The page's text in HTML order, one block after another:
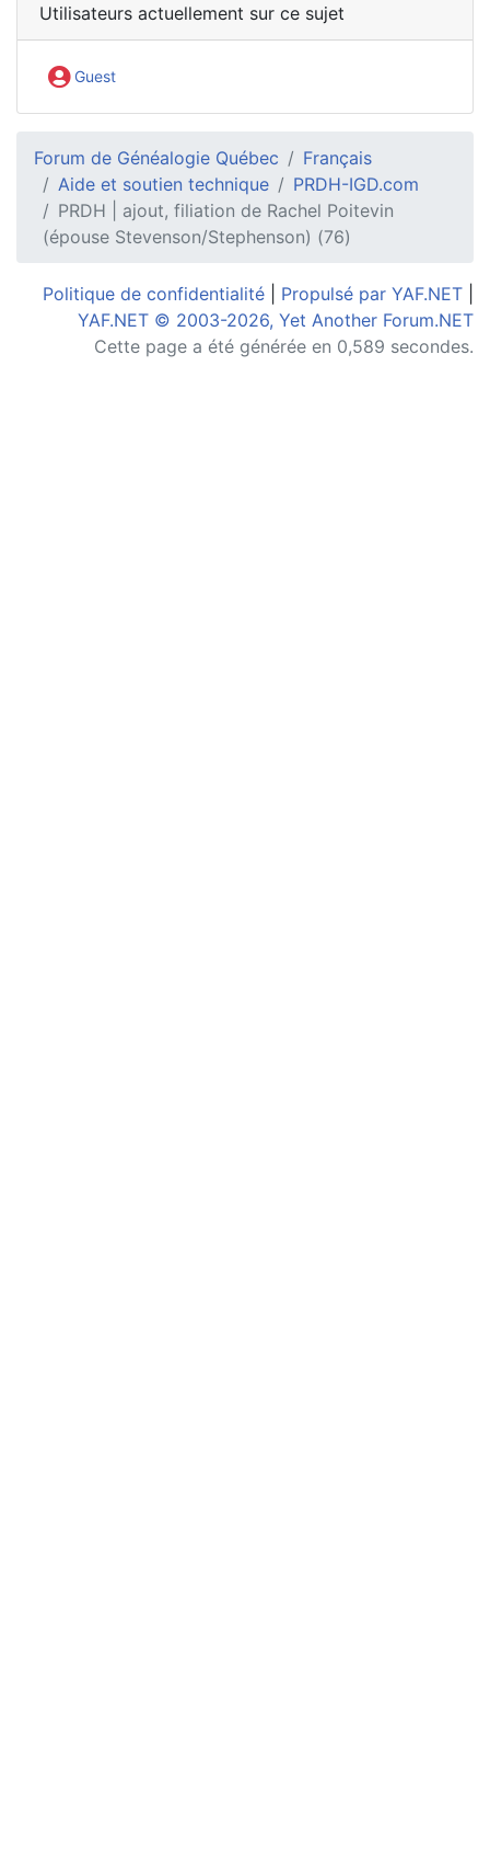
Utilisateurs actuellement sur ce sujet
Guest
Forum de Généalogie Québec
Français
Aide et soutien technique
PRDH-IGD.com
PRDH | ajout, filiation de Rachel Poitevin
(épouse Stevenson/Stephenson) (76)
Politique de confidentialité Propulsé par YAF.NET
YAF.NET © 2003-2026, Yet Another Forum.NET
Cette page a été générée en 0,589 secondes.